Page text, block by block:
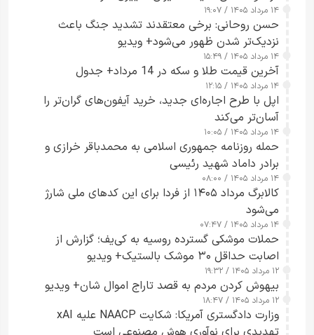
۱۴ مرداد ۱۴۰۵ / ۱۹:۰۷
حسن روحانی: برخی معتقدند تشدید جنگ باعث
نزدیک‌تر شدن ظهور می‌شود+ ویدیو
۱۴ مرداد ۱۴۰۵ / ۱۵:۴۹
آخرین قیمت طلا و سکه در 14 مرداد+ جدول
۱۴ مرداد ۱۴۰۵ / ۱۲:۱۵
اپل با طرح اجاره‌ای جدید، خرید آیفون‌های گران‌تر را
آسان‌تر می‌کند
۱۴ مرداد ۱۴۰۵ / ۱۰:۰۵
حمله روزنامه جمهوری اسلامی به محمدباقر خرازی و
برادر داماد شهید رئیسی
۱۴ مرداد ۱۴۰۵ / ۰۸:۰۰
کالابرگ مرداد ۱۴۰۵ از فردا برای این کدهای ملی شارژ
می‌شود
۱۴ مرداد ۱۴۰۵ / ۰۷:۴۷
حملات موشکی گسترده روسیه به کی‌یف؛ گزارش از
اصابت حداقل ۳۰ موشک بالستیک+ ویدیو
۱۲ مرداد ۱۴۰۵ / ۱۹:۳۲
بیهوش کردن مردم به قصد تاراج اموال شان+ ویدیو
۱۲ مرداد ۱۴۰۵ / ۱۸:۴۷
وزارت دادگستری آمریکا: شکایت NAACP علیه xAI